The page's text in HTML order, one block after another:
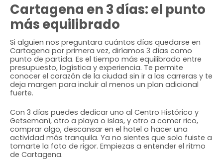
Cartagena en 3 días: el punto
más equilibrado
Si alguien nos preguntara cuántos días quedarse en
Cartagena por primera vez, diríamos 3 días como
punto de partida. Es el tiempo más equilibrado entre
presupuesto, logística y experiencia. Te permite
conocer el corazón de la ciudad sin ir a las carreras y te
deja margen para incluir al menos un plan adicional
fuerte.
Con 3 días puedes dedicar uno al Centro Histórico y
Getsemaní, otro a playa o islas, y otro a comer rico,
comprar algo, descansar en el hotel o hacer una
actividad más tranquila. Ya no sientes que solo fuiste a
tomarte la foto de rigor. Empiezas a entender el ritmo
de Cartagena.